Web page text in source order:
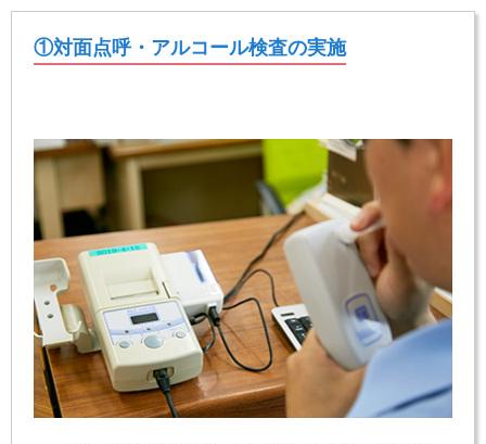
①対面点呼・アルコール検査の実施